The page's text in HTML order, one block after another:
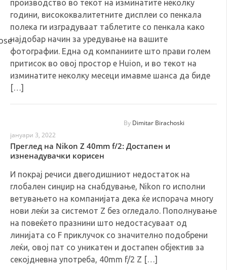
производство во текот на изминатите неколку
години, висококвалитетните дисплеи со пенкала
полека ги изградуваат таблетите со пенкала како
најдобар начин за уредување на вашите
фотографии. Една од компаниите што прави голем
притисок во овој простор е Huion, и во текот на
изминатите неколку месеци имавме шанса да биде
[…]
By Dimitar Birachoski
јануари 3, 2022
Преглед на Nikon Z 40mm f/2: Достапен и
изненадувачки корисен
И покрај речиси двегодишниот недостаток на
глобален синџир на снабдување, Nikon го исполни
ветувањето на компанијата дека ќе испорача многу
нови леќи за системот Z без огледало. Пополнување
на повеќето празнини што недостасуваат од
линијата со F приклучок со значително подобрени
леќи, овој пат со уникатен и достапен објектив за
секојдневна употреба, 40mm f/2 Z […]